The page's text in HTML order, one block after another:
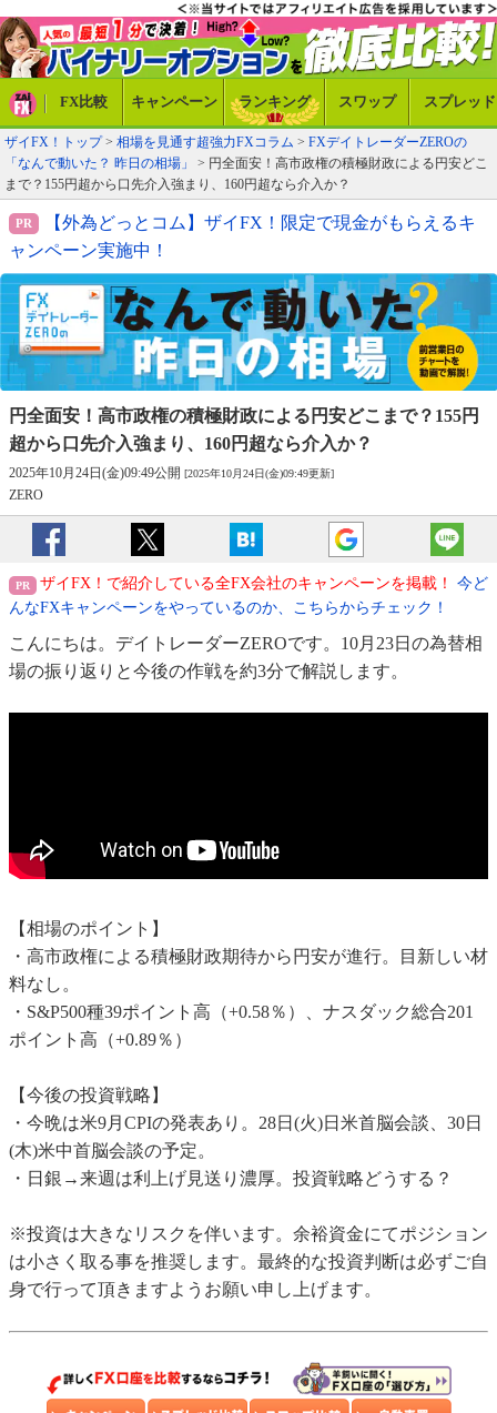
FX比較 キャンペーン ランキング スワップ スプレッド
ザイFX！トップ> 相場を見通す超強力FXコラム > FXデイトレーダーZEROの
「なんで動いた？ 昨日の相場」
> 円全面安！高市政権の積極財政による円安どこ
まで？155円超から口先介入強まり、160円超なら介入か？
【外為どっとコム】ザイFX！限定で現金がもらえるキ
ャンペーン実施中！
円全面安！高市政権の積極財政による円安どこまで？ 155円
超から口先介入強まり、160円超なら介入か？
2025年10月24日(金)09:49公開 [2025年10月24日(金)09:49更新]
ZERO
ザイFX！で紹介している全FX会社のキャンペーンを掲載！
今ど
んなFXキャンペーンをやっているのか、こちらからチェック！
こんにちは。デイトレーダーZEROです。10月23日の為替相
場の振り返りと今後の作戦を約3分で解説します。
【相場のポイント】
・高市政権による積極財政期待から円安が進行。目新しい材
料なし。
・S&P500種39ポイント高（+0.58％）、ナスダック総合201
ポイント高（+0.89％）
【今後の投資戦略】
・今晩は米9月CPIの発表あり。28日(火)日米首脳会談、30日
(木)米中首脳会談の予定。
・日銀→来週は利上げ見送り濃厚。投資戦略どうする？
※投資は大きなリスクを伴います。余裕資金にてポジション
は小さく取る事を推奨します。最終的な投資判断は必ずご自
身で行って頂きますようお願い申し上げます。